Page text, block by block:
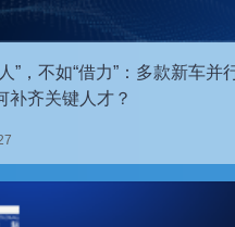
”，不如“借力”：多款新车并
补齐关键人才？